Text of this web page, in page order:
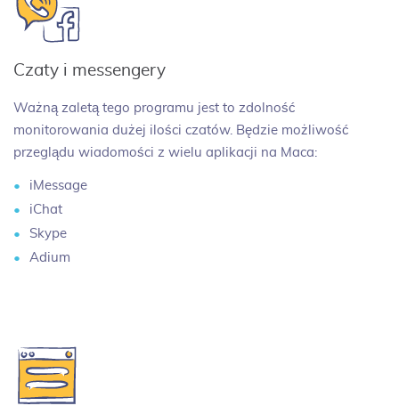
Czaty i messengery
Ważną zaletą tego programu jest to zdolność
monitorowania dużej ilości czatów. Będzie możliwość
przeglądu wiadomości z wielu aplikacji na Maca:
iMessage
iChat
Skype
Adium